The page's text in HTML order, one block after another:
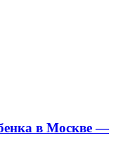
в Москве —